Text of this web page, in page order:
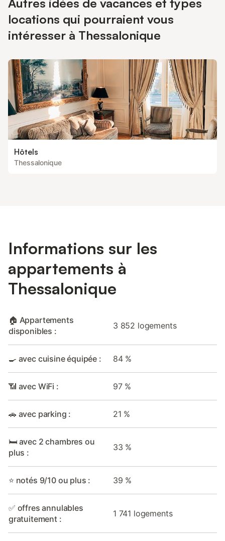
Autres idées de vacances et types
locations qui pourraient vous
intéresser à Thessalonique
Hôtels
Thessalonique
Informations sur les
appartements à
Thessalonique
🏠 Appartements
disponibles :
3 852 logements
🍳 avec cuisine équipée : 84 %
📶 avec WiFi : 97 %
🚗 avec parking : 21 %
🛏️ avec 2 chambres ou
plus :
33 %
⭐ notés 9/10 ou plus : 39 %
✅ offres annulables
gratuitement :
1 741 logements